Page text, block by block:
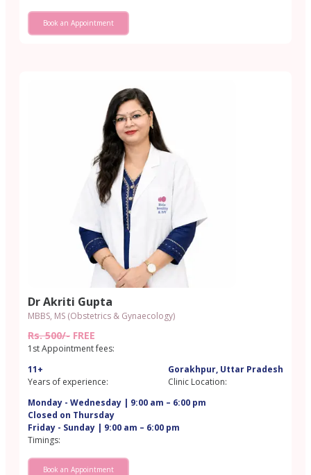
Book an Appointment
Dr Akriti Gupta
MBBS, MS (Obstetrics & Gynaecology)
Rs. 500/- FREE
1st Appointment fees:
11+
Years of experience:
Gorakhpur, Uttar Pradesh
Clinic Location:
Monday - Wednesday | 9:00 am – 6:00 pm
Closed on Thursday
Friday - Sunday | 9:00 am – 6:00 pm
Timings:
Book an Appointment